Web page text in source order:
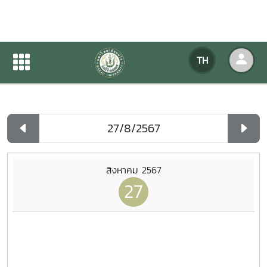
TH
ปฏิทินกิจกรรมของหน่วยงาน
ปฏิทินกิจกรรมของหน่วยงาน
สิงหาคม 2567
27